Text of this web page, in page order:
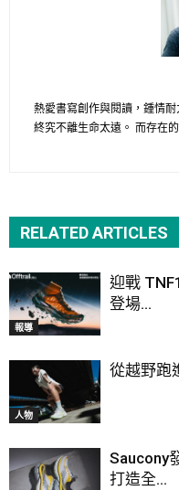
熱愛書寫創作與閱讀，鍾情
終究不離生命太遠。 而存在
RELATED ARTICLES
報導
迎戰
登場...
人物
從越野跑
Saucony
打造全...